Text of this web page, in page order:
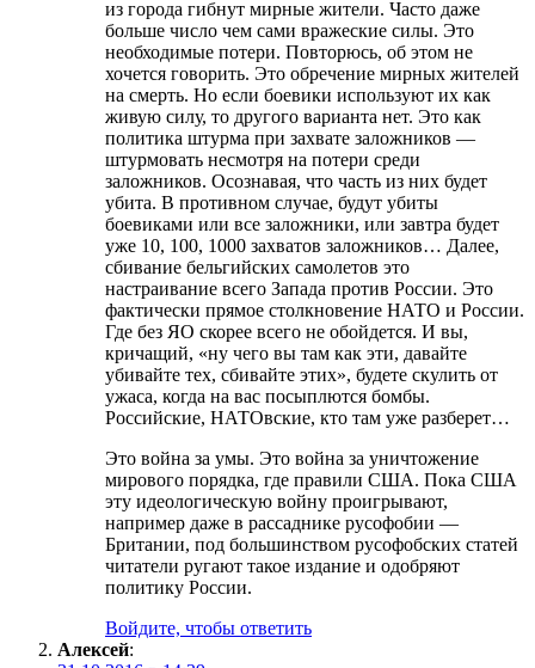
из города гибнут мирные жители. Часто даже
больше число чем сами вражеские силы. Это
необходимые потери. Повторюсь, об этом не
хочется говорить. Это обречение мирных жителей
на смерть. Но если боевики используют их как
живую силу, то другого варианта нет. Это как
политика штурма при захвате заложников —
штурмовать несмотря на потери среди
заложников. Осознавая, что часть из них будет
убита. В противном случае, будут убиты
боевиками или все заложники, или завтра будет
уже 10, 100, 1000 захватов заложников… Далее,
сбивание бельгийских самолетов это
настраивание всего Запада против России. Это
фактически прямое столкновение НАТО и России.
Где без ЯО скорее всего не обойдется. И вы,
кричащий, «ну чего вы там как эти, давайте
убивайте тех, сбивайте этих», будете скулить от
ужаса, когда на вас посыплются бомбы.
Российские, НАТОвские, кто там уже разберет…
Это война за умы. Это война за уничтожение
мирового порядка, где правили США. Пока США
эту идеологическую войну проигрывают,
например даже в рассаднике русофобии —
Британии, под большинством русофобских статей
читатели ругают такое издание и одобряют
политику России.
Войдите, чтобы ответить
Алексей: